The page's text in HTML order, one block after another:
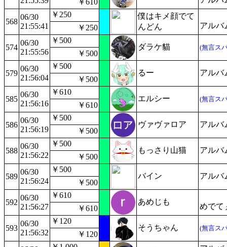
￥610
568
06/30
21:55:41
￥250
僕はキメ顔でて
んどん
アルバ
￥250
574
06/30
21:55:56
￥500
ダラケ貓 (無言ス
￥500
579
06/30
21:56:04
￥500
るー アルバ
￥500
585
06/30
21:56:16
￥610
エルシー (無言ス
￥610
586
06/30
21:56:19
￥500
ヴァヴァロア アルバ
￥500
588
06/30
21:56:22
￥500
もっさり山猫 アルバ
￥500
589
06/30
21:56:24
￥500
バイン アルバ
￥500
592
06/30
21:56:27
￥610
あめじも
めでて
￥610
593
06/30
21:56:32
￥120
そうちゃん (無言ス
￥120